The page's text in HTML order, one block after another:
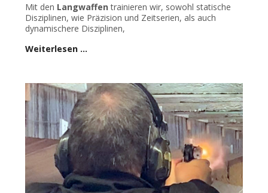
Mit den Langwaffen trainieren wir, sowohl statische
Disziplinen, wie Präzision und Zeitserien, als auch
dynamischere Disziplinen,
Weiterlesen …